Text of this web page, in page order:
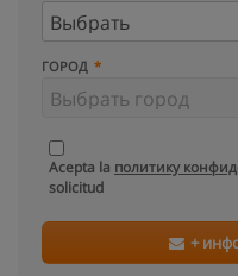
ГОРОД
Acepta la политику
solicitud
+